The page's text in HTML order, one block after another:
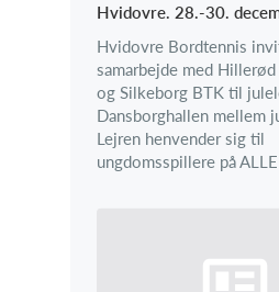
Hvidovre. 28.-30.
Hvidovre Bordtennis
samarbejde med
og Silkeborg BTK til
Dansborghallen mellem
Lejren henvender sig til
ungdomsspillere på